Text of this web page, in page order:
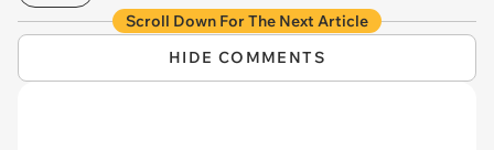
Scroll Down For The Next Article
HIDE COMMENTS